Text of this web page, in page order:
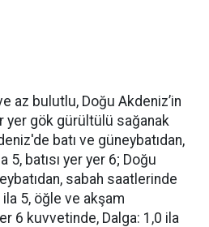
az bulutlu, Doğu Akdeniz’in
yer gök gürültülü sağanak
batı ve güneybatıdan,
5, batısı yer yer 6; Doğu
sabah saatlerinde
ila 5, öğle ve akşam
6 kuvvetinde, Dalga: 1,0 ila